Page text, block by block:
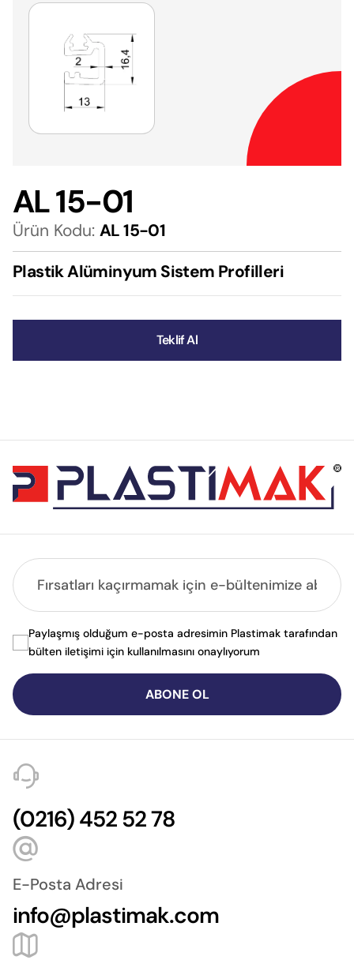
AL 15-01
Ürün Kodu: AL 15-01
Plastik Alüminyum Sistem Profilleri
Teklif Al
ABONE OL
Paylaşmış olduğum e-posta adresimin Plastimak tarafından
bülten iletişimi için kullanılmasını onaylıyorum
(0216) 452 52 78
E-Posta Adresi
info@plastimak.com